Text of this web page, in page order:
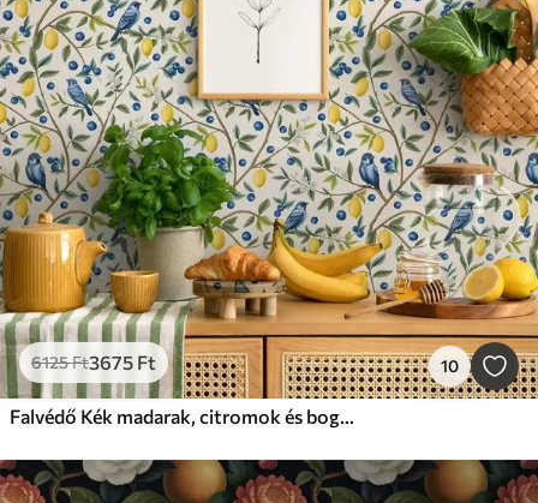
6125Ft3675 Ft 10
Falvédő Kék madarak, citromok és bogyós gyümölcsök fehér háttér előtt